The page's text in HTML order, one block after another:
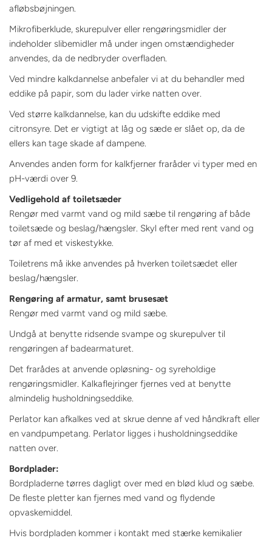
afløbsbøjningen.
Mikrofiberklude, skurepulver eller rengøringsmidler der
indeholder slibemidler må under ingen omstændigheder
anvendes, da de nedbryder overfladen.
Ved mindre kalkdannelse anbefaler vi at du behandler med
eddike på papir, som du lader virke natten over.
Ved større kalkdannelse, kan du udskifte eddike med
citronsyre. Det er vigtigt at låg og sæde er slået op, da de
ellers kan tage skade af dampene.
Anvendes anden form for kalkfjerner fraråder vi typer med en
pH-værdi over 9.
Vedligehold af toiletsæder
Rengør med varmt vand og mild sæbe til rengøring af både
toiletsæde og beslag/hængsler. Skyl efter med rent vand og
tør af med et viskestykke.
Toiletrens må ikke anvendes på hverken toiletsædet eller
beslag/hængsler.
Rengøring af armatur, samt brusesæt
Rengør med varmt vand og mild sæbe.
Undgå at benytte ridsende svampe og skurepulver til
rengøringen af badearmaturet.
Det frarådes at anvende opløsning- og syreholdige
rengøringsmidler. Kalkaflejringer fjernes ved at benytte
almindelig husholdningseddike.
Perlator kan afkalkes ved at skrue denne af ved håndkraft eller
en vandpumpetang. Perlator ligges i husholdningseddike
natten over.
Bordplader:
Bordpladerne tørres dagligt over med en blød klud og sæbe.
De fleste pletter kan fjernes med vand og flydende
opvaskemiddel.
Hvis bordpladen kommer i kontakt med stærke kemikalier